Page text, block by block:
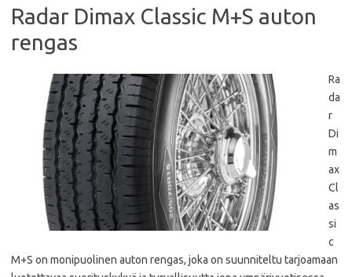
Radar Dimax Classic M+S auton
rengas
Ra
da
r
Di
m
ax
Cl
as
si
c
M+S on monipuolinen auton rengas, joka on suunniteltu tarjoamaan